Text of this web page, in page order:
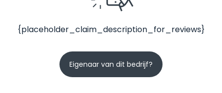
{placeholder_claim_description_for_reviews}
Eigenaar van dit bedrijf?